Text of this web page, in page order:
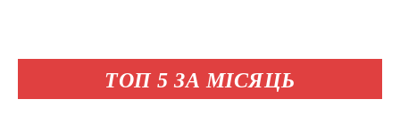
ТОП 5 ЗА МІСЯЦЬ